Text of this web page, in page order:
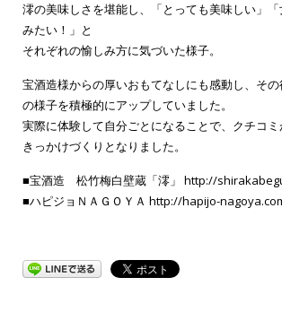
澪の美味しさを堪能し、「とっても美味しい」
みたい！」と
それぞれの愉しみ方に気づいた様子。
宝酒造様からの厚いおもてなしにも感動し、そ
の様子を積極的にアップしていました。
実際に体験して自分ごとになることで、クチコ
きっかけづくりとなりました。
■宝酒造 松竹梅白壁蔵「澪」 http://
■ハピジョＮＡＧＯＹＡ http://hapijo-